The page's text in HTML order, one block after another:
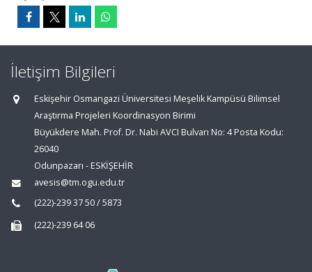
İletişim Bilgileri
Eskişehir Osmangazi Üniversitesi Meşelik Kampüsü Bilimsel
Araştırma Projeleri Koordinasyon Birimi
Büyükdere Mah. Prof. Dr. Nabi AVCI Bulvarı No: 4 Posta Kodu:
26040
Odunpazarı - ESKİŞEHİR
avesis@tm.ogu.edu.tr
(222)-239 37 50 / 5873
(222)-239 64 06